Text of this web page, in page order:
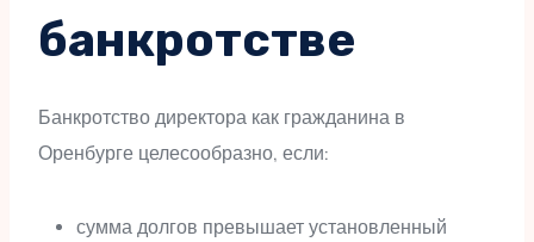
банкротстве
Банкротство директора как гражданина в
Оренбурге целесообразно, если:
сумма долгов превышает установленный